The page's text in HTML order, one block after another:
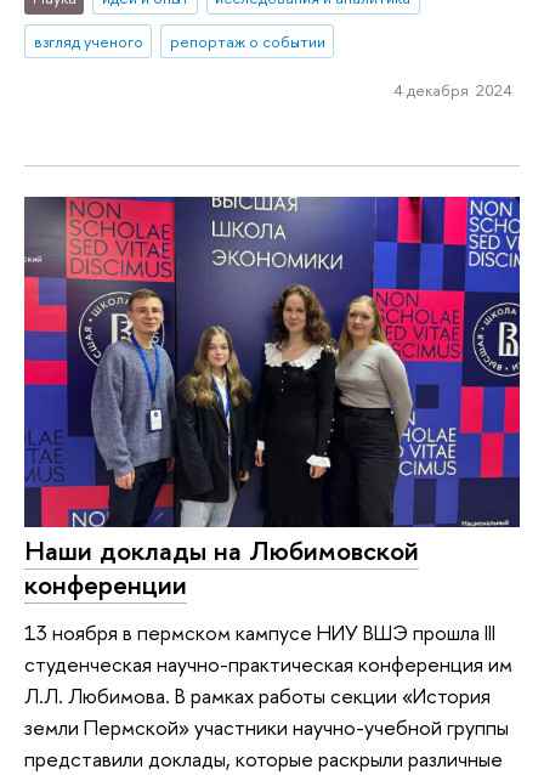
взгляд ученого
репортаж о событии
4 декабря 2024
Наши доклады на Любимовской
конференции
13 ноября в пермском кампусе НИУ ВШЭ прошла III
студенческая научно-практическая конференция им
Л.Л. Любимова. В рамках работы секции «История
земли Пермской» участники научно-учебной группы
представили доклады, которые раскрыли различные